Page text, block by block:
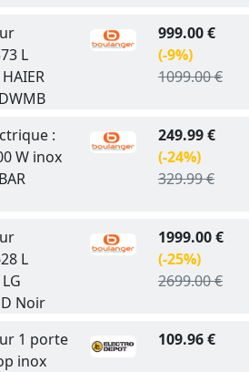
L
999.00 €
(-9%)
1099.00 €
:
W inox
249.99 €
(-24%)
329.99 €
L
Noir
1999.00 €
(-25%)
2699.00 €
1 porte
inox
109.96 €